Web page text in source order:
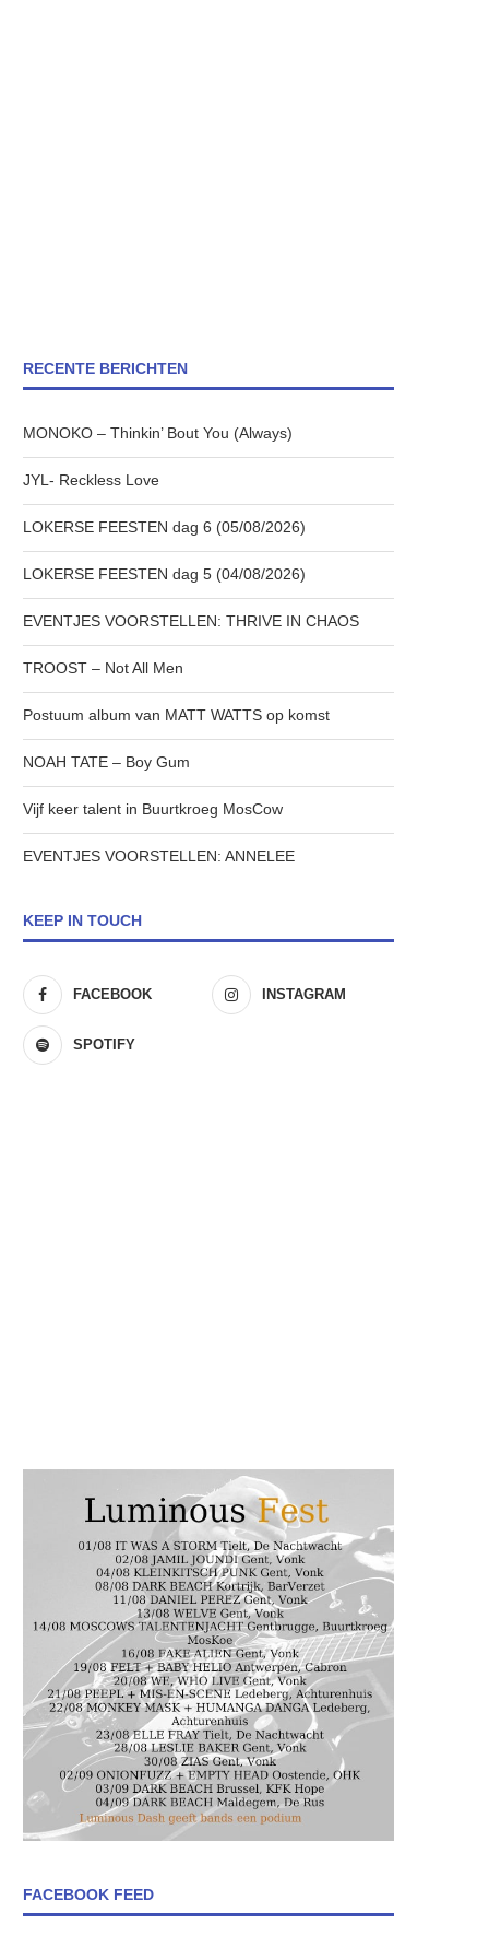
RECENTE BERICHTEN
MONOKO – Thinkin’ Bout You (Always)
JYL- Reckless Love
LOKERSE FEESTEN dag 6 (05/08/2026)
LOKERSE FEESTEN dag 5 (04/08/2026)
EVENTJES VOORSTELLEN: THRIVE IN CHAOS
TROOST – Not All Men
Postuum album van MATT WATTS op komst
NOAH TATE – Boy Gum
Vijf keer talent in Buurtkroeg MosCow
EVENTJES VOORSTELLEN: ANNELEE
KEEP IN TOUCH
FACEBOOK INSTAGRAM
SPOTIFY
FACEBOOK FEED